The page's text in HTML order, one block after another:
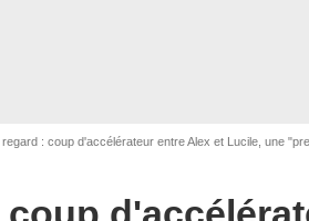
: coup d'accélérateur entre Alex et Lucile, une